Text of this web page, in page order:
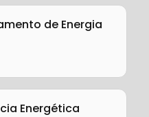
de Energia
Energética